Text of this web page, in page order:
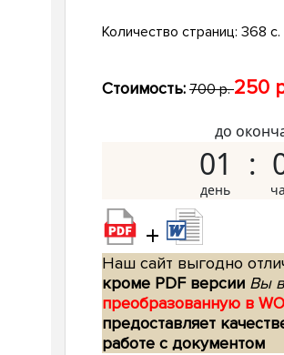
Количество страниц: 368 с.
Стоимость: 700 р.250
до
01
+
Наш сайт выгодно
кроме PDF версии Вы
преобразованную в
предоставляет
работе с документом